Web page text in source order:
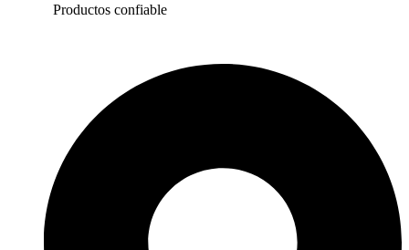
Productos confiable